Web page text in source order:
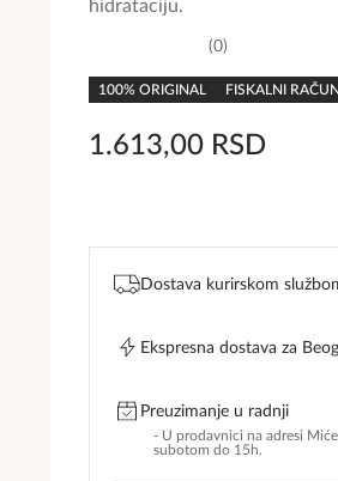
rating
0
100% ORIGINAL FISKALNI
1.613,00 RSD
hidrataciju.
Dostava kurirskom
Ekspresna dostava za
Preuzimanje u radnji
- U prodavnici na adresi
subotom do 15h.